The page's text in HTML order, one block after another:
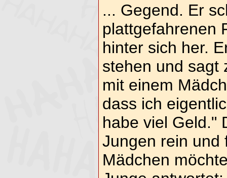
... Gegend. Er
plattgefahrenen
hinter sich her.
stehen und sagt
mit einem
dass ich
habe viel Geld."
Jungen rein und
Mädchen